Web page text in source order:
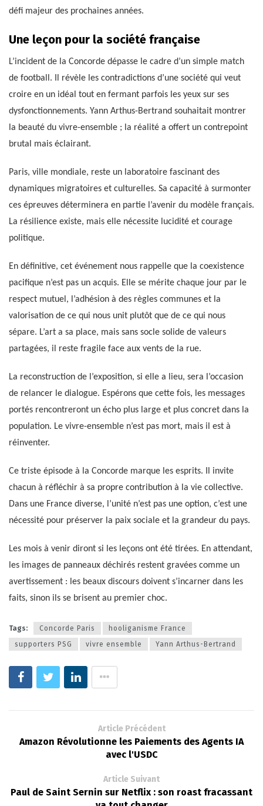
défi majeur des prochaines années.
Une leçon pour la société française
L’incident de la Concorde dépasse le cadre d’un simple match
de football. Il révèle les contradictions d’une société qui veut
croire en un idéal tout en fermant parfois les yeux sur ses
dysfonctionnements. Yann Arthus-Bertrand souhaitait montrer
la beauté du vivre-ensemble ; la réalité a offert un contrepoint
brutal mais éclairant.
Paris, ville mondiale, reste un laboratoire fascinant des
dynamiques migratoires et culturelles. Sa capacité à surmonter
ces épreuves déterminera en partie l’avenir du modèle français.
La résilience existe, mais elle nécessite lucidité et courage
politique.
En définitive, cet événement nous rappelle que la coexistence
pacifique n’est pas un acquis. Elle se mérite chaque jour par le
respect mutuel, l’adhésion à des règles communes et la
valorisation de ce qui nous unit plutôt que de ce qui nous
sépare. L’art a sa place, mais sans socle solide de valeurs
partagées, il reste fragile face aux vents de la rue.
La reconstruction de l’exposition, si elle a lieu, sera l’occasion
de relancer le dialogue. Espérons que cette fois, les messages
portés rencontreront un écho plus large et plus concret dans la
population. Le vivre-ensemble n’est pas mort, mais il est à
réinventer.
Ce triste épisode à la Concorde marque les esprits. Il invite
chacun à réfléchir à sa propre contribution à la vie collective.
Dans une France diverse, l’unité n’est pas une option, c’est une
nécessité pour préserver la paix sociale et la grandeur du pays.
Les mois à venir diront si les leçons ont été tirées. En attendant,
les images de panneaux déchirés restent gravées comme un
avertissement : les beaux discours doivent s’incarner dans les
faits, sinon ils se brisent au premier choc.
Tags: Concorde Paris
hooliganisme France
supporters PSG
vivre ensemble Yann Arthus-Bertrand
Article Précédent
Amazon Révolutionne les Paiements des Agents IA
avec l'USDC
Article Suivant
Paul de Saint Sernin sur Netflix : son roast fracassant